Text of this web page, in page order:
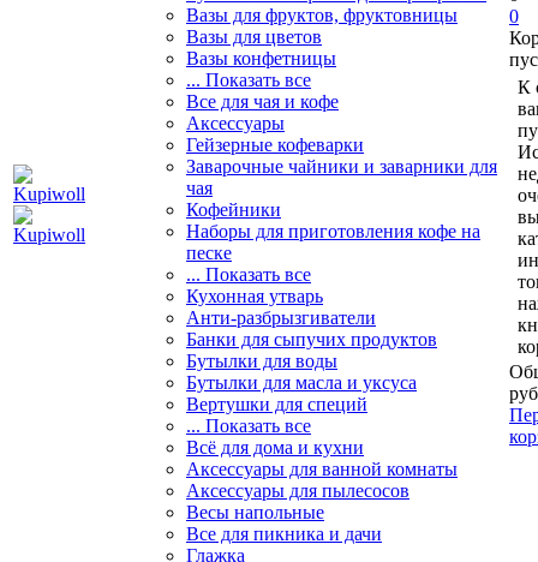
Вазы для фруктов, фруктовницы
Вазы для цветов
Вазы конфетницы
... Показать все
Все для чая и кофе
Аксессуары
Гейзерные кофеварки
Заварочные чайники и заварники для
чая
Кофейники
Наборы для приготовления кофе на
песке
... Показать все
Кухонная утварь
Анти-разбрызгиватели
Банки для сыпучих продуктов
Бутылки для воды
Бутылки для масла и уксуса
Вертушки для специй
... Показать все
Всё для дома и кухни
Аксессуары для ванной комнаты
Аксессуары для пылесосов
Весы напольные
Все для пикника и дачи
Глажка
0
К